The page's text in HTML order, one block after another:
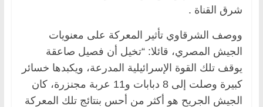
شرق القناة .
ووصف الشرقاوي تأثير المعركة على معنويات
الجيش المصري، قائلا: “تخيل أن فصيل صاعقة
يوقف تلك القوة الإسرائيلية المدرعة، ويكبدها خسائر
كبيرة وصلت إلى 8 دبابات و11 عربة مجنزرة، كان
الجيش الجريح هو أكثر من أحس بنتائج تلك المعركة